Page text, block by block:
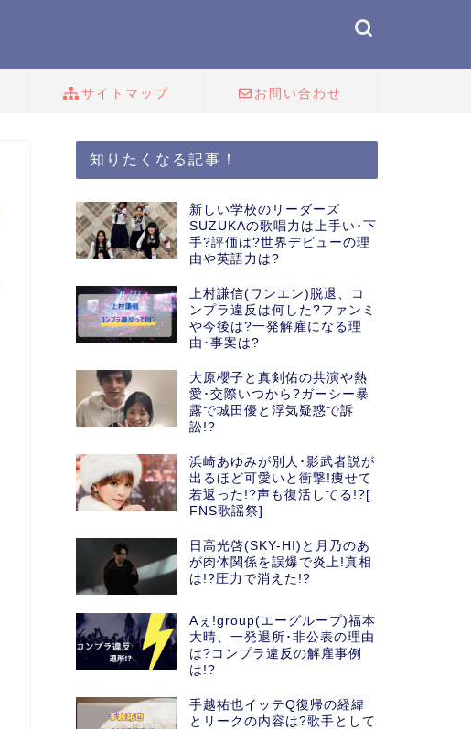
サイトマップ お問い合わせ
知りたくなる記事！
新しい学校のリーダーズ
SUZUKAの歌唱力は上手い･下
手?評価は?世界デビューの理
由や英語力は?
上村謙信(ワンエン)脱退、コ
ンプラ違反は何した?ファンミ
や今後は?一発解雇になる理
由･事案は?
大原櫻子と真剣佑の共演や熱
愛･交際いつから?ガーシー暴
露で城田優と浮気疑惑で訴
訟!?
浜崎あゆみが別人･影武者説が
出るほど可愛いと衝撃!痩せて
若返った!?声も復活してる!?[
FNS歌謡祭]
日高光啓(SKY-HI)と月乃のあ
が肉体関係を誤爆で炎上!真相
は!?圧力で消えた!?
Aぇ!group(エーグループ)福本
大晴、一発退所･非公表の理由
は?コンプラ違反の解雇事例
は!?
手越祐也イッテQ復帰の経緯
とリークの内容は?歌手として